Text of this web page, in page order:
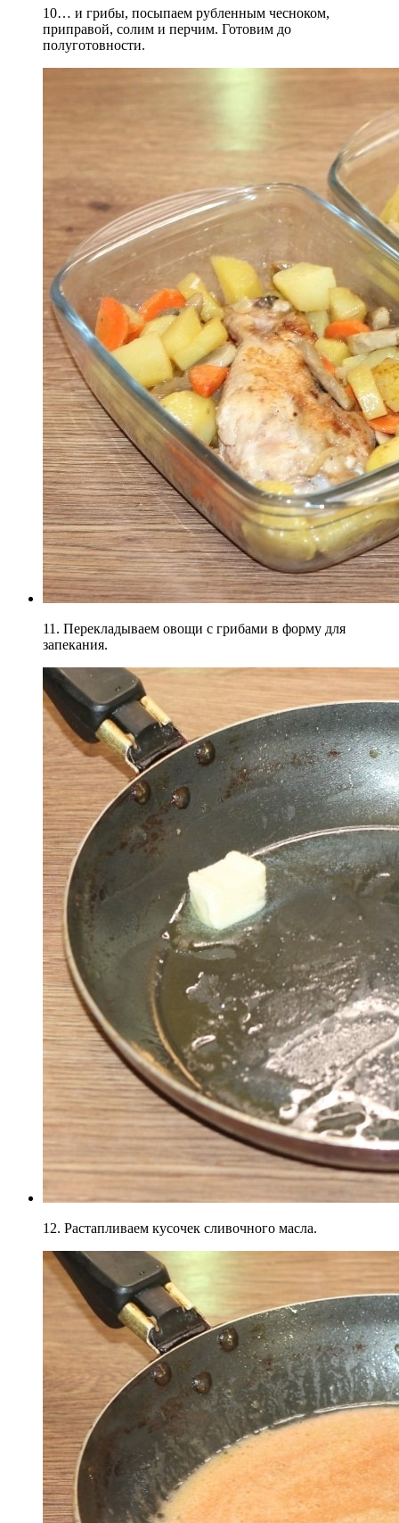
10… и грибы, посыпаем рубленным чесноком,
приправой, солим и перчим. Готовим до
полуготовности.
11. Перекладываем овощи с грибами в форму для
запекания.
12. Растапливаем кусочек сливочного масла.